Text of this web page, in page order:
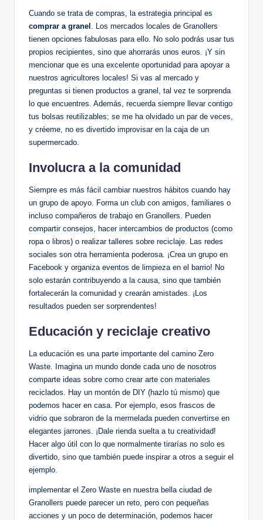
Cuando se trata de compras, la estrategia principal es
comprar a granel . Los mercados locales de Granollers
tienen opciones fabulosas para ello. No solo podrás usar tus
propios recipientes, sino que ahorrarás unos euros. ¡Y sin
mencionar que es una excelente oportunidad para apoyar a
nuestros agricultores locales! Si vas al mercado y
preguntas si tienen productos a granel, tal vez te sorprenda
lo que encuentres. Además, recuerda siempre llevar contigo
tus bolsas reutilizables; se me ha olvidado un par de veces,
y créeme, no es divertido improvisar en la caja de un
supermercado.
Involucra a la comunidad
Siempre es más fácil cambiar nuestros hábitos cuando hay
un grupo de apoyo. Forma un club con amigos, familiares o
incluso compañeros de trabajo en Granollers. Pueden
compartir consejos, hacer intercambios de productos (como
ropa o libros) o realizar talleres sobre reciclaje. Las redes
sociales son otra herramienta poderosa. ¡Crea un grupo en
Facebook y organiza eventos de limpieza en el barrio! No
solo estarán contribuyendo a la causa, sino que también
fortalecerán la comunidad y crearán amistades. ¡Los
resultados pueden ser sorprendentes!
Educación y reciclaje creativo
La educación es una parte importante del camino Zero
Waste. Imagina un mundo donde cada uno de nosotros
comparte ideas sobre como crear arte con materiales
reciclados. Hay un montón de DIY (hazlo tú mismo) que
podemos hacer en casa. Por ejemplo, esos frascos de
vidrio que sobraron de la mermelada pueden convertirse en
elegantes jarrones. ¡Dale rienda suelta a tu creatividad!
Hacer algo útil con lo que normalmente tirarías no solo es
divertido, sino que también puede inspirar a otros a seguir el
ejemplo.
implementar el Zero Waste en nuestra bella ciudad de
Granollers puede parecer un reto, pero con pequeñas
acciones y un poco de determinación, podemos hacer